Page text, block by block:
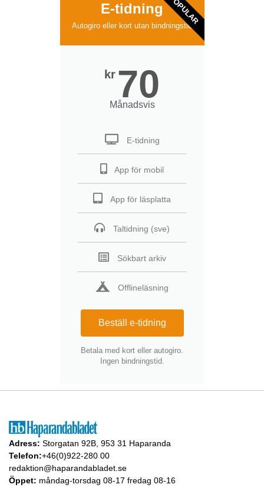
E-tidning
Autogiro eller kort utan bindningstid
kr 70
Månadsvis
E-tidning
App för mobil
App för läsplatta
Taltidning (sve)
Sökbart arkiv
Offlineläsning
Beställ e-tidning
Betala med kort eller autogiro.
Ingen bindningstid.
POPULAR
Adress: Storgatan 92B, 953 31 Haparanda
Telefon:+46(0)922-280 00
redaktion@haparandabladet.se
Öppet: måndag-torsdag 08-17 fredag 08-16